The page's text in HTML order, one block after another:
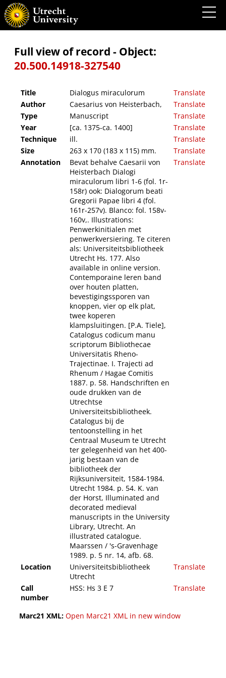
Dialogus miraculorum
Full view of record - Object:
20.500.14918-327540
Title Dialogus miraculorum
Translate
Author
Caesarius von Heisterbach,
Translate
Type
Manuscript
Translate
Year
[ca. 1375-ca. 1400]
Translate
Technique
ill.
Translate
Size
263 x 170 (183 x 115) mm.
Translate
Annotation
Bevat behalve Caesarii von
Heisterbach Dialogi
miraculorum libri 1-6 (fol. 1r-
158r) ook: Dialogorum beati
Gregorii Papae libri 4 (fol.
161r-257v). Blanco: fol. 158v-
160v,. Illustrations:
Penwerkinitialen met
penwerkversiering. Te citeren
als: Universiteitsbibliotheek
Utrecht Hs. 177. Also
available in online version.
Contemporaine leren band
over houten platten,
bevestigingssporen van
knoppen, vier op elk plat,
twee koperen
klampsluitingen. [P.A. Tiele],
Catalogus codicum manu
scriptorum Bibliothecae
Universitatis Rheno-
Trajectinae. I. Trajecti ad
Rhenum / Hagae Comitis
1887. p. 58. Handschriften en
oude drukken van de
Utrechtse
Universiteitsbibliotheek.
Catalogus bij de
tentoonstelling in het
Centraal Museum te Utrecht
ter gelegenheid van het 400-
jarig bestaan van de
bibliotheek der
Rijksuniversiteit, 1584-1984.
Utrecht 1984. p. 54. K. van
der Horst, Illuminated and
decorated medieval
manuscripts in the University
Library, Utrecht. An
illustrated catalogue.
Maarssen / 's-Gravenhage
1989. p. 5 nr. 14, afb. 68.
Translate
Location
Universiteitsbibliotheek
Utrecht
Translate
Call
number
HSS: Hs 3 E 7 Translate
Marc21 XML: Open Marc21 XML in new window